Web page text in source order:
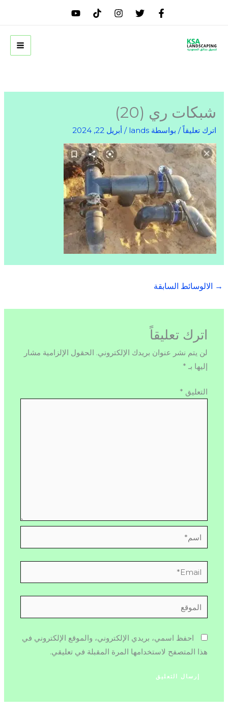
شبكات ري (20)
اترك تعليقاً / بواسطة lands
/أبريل 22, 2024
→ الالوسائط السابقة
اترك تعليقاً
لن يتم نشر عنوان بريدك الإلكتروني. الحقول الإلزامية مشار
إليها بـ *
التعليق *
اسم*
Email*
الموقع
احفظ اسمي، بريدي الإلكتروني، والموقع الإلكتروني في
هذا المتصفح لاستخدامها المرة المقبلة في تعليقي.